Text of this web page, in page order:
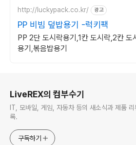
http://luckypack.co.kr/ 광고
PP 비빔 덮밥용기 -럭키팩
PP 2단 도시락용기,1칸 도시락,2칸 도
용기,볶음밥용기
LiveREX의 컴부수기
IT, 모바일, 게임, 자동차 등의 새소식과 제품
록.
구독하기